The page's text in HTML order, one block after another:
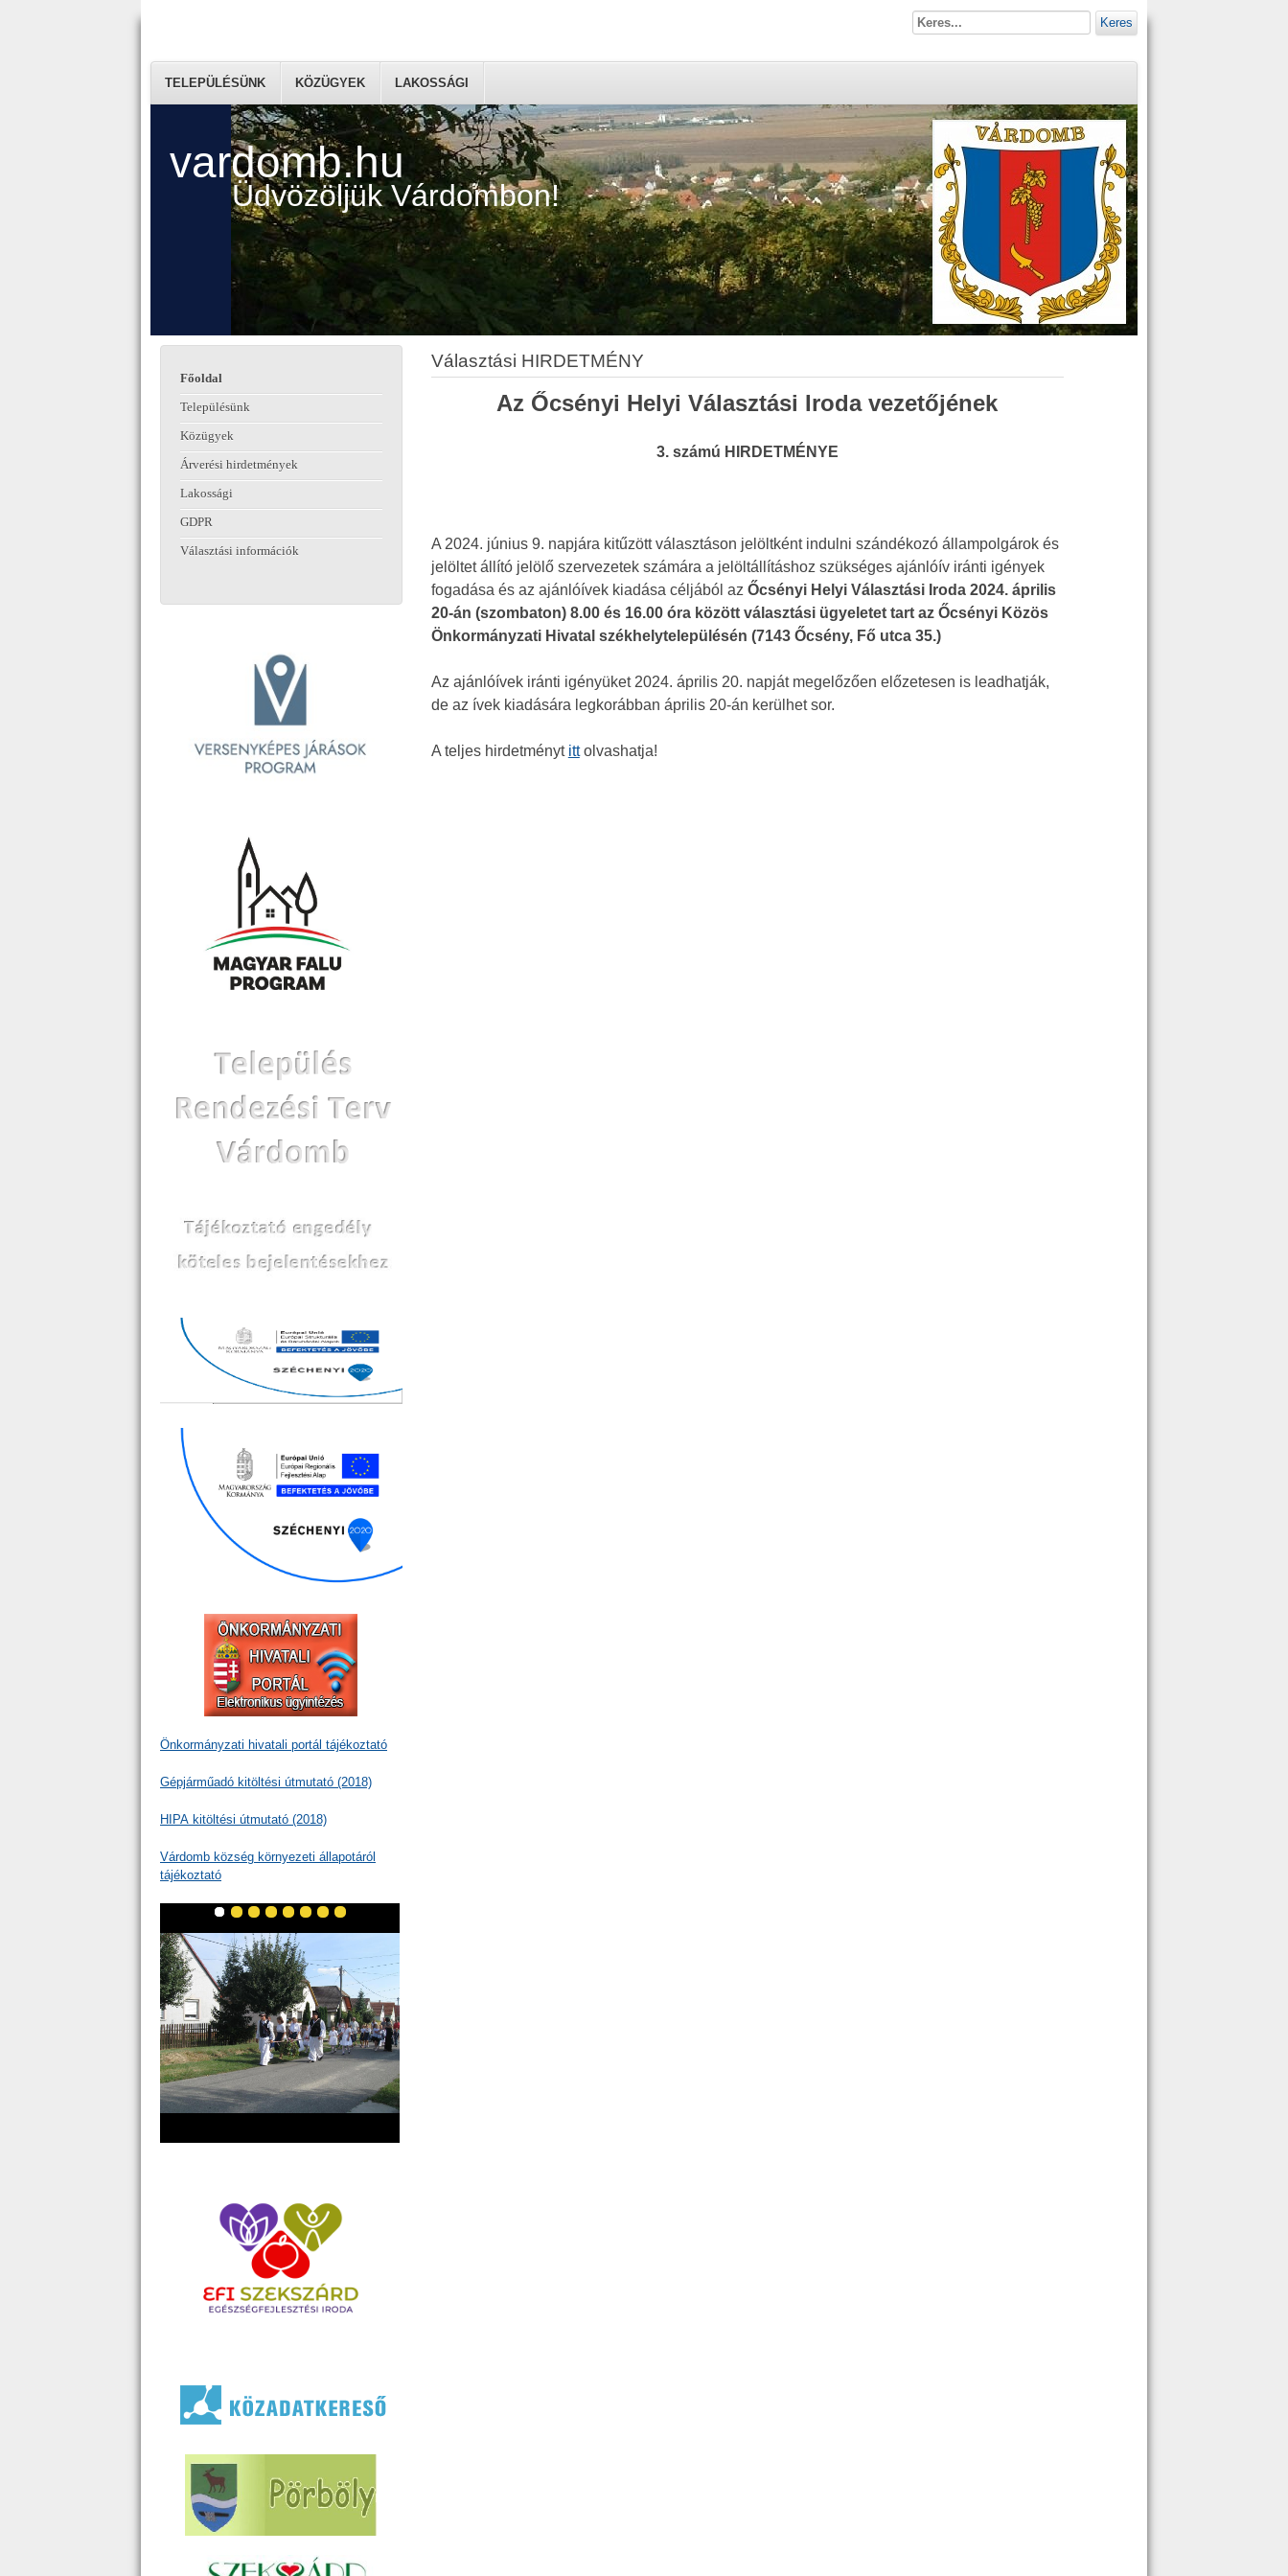
vardomb.hu
Üdvözöljük Várdombon!
TELEPÜLÉSÜNK KÖZÜGYEK LAKOSSÁGI
Keres
Főoldal
Településünk
Közügyek
Árverési hirdetmények
Lakossági
GDPR
Választási információk
Önkormányzati hivatali portál tájékoztató
Gépjárműadó kitöltési útmutató (2018)
HIPA kitöltési útmutató (2018)
Várdomb község környezeti állapotáról
tájékoztató
Választási HIRDETMÉNY
Az Őcsényi Helyi Választási Iroda vezetőjének
3. számú HIRDETMÉNYE
A 2024. június 9. napjára kitűzött választáson jelöltként indulni szándékozó állampolgárok és
jelöltet állító jelölő szervezetek számára a jelöltállításhoz szükséges ajánlóív iránti igények
fogadása és az ajánlóívek kiadása céljából az Őcsényi Helyi Választási Iroda 2024. április
20-án (szombaton) 8.00 és 16.00 óra között választási ügyeletet tart az Őcsényi Közös
Önkormányzati Hivatal székhelytelepülésén (7143 Őcsény, Fő utca 35.)
Az ajánlóívek iránti igényüket 2024. április 20. napját megelőzően előzetesen is leadhatják,
de az ívek kiadására legkorábban április 20-án kerülhet sor.
A teljes hirdetményt ittolvashatja!